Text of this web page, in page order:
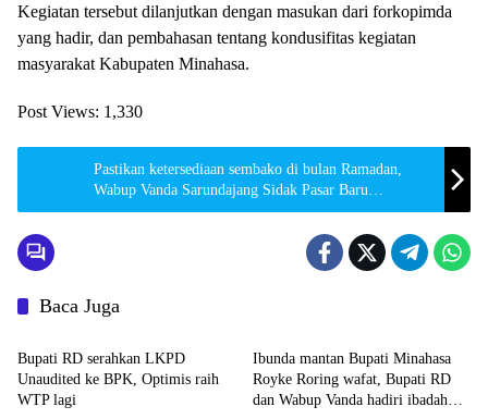
Kegiatan tersebut dilanjutkan dengan masukan dari forkopimda
yang hadir, dan pembahasan tentang kondusifitas kegiatan
masyarakat Kabupaten Minahasa.
Post Views: 1,330
Pastikan ketersediaan sembako di bulan Ramadan,
Wabup Vanda Sarundajang Sidak Pasar Baru
Langowan
Baca Juga
Minahasa
Bupati RD serahkan LKPD
Unaudited ke BPK, Optimis raih
WTP lagi
Ibunda mantan Bupati Minahasa
Royke Roring wafat, Bupati RD
dan Wabup Vanda hadiri ibadah
Minahasa Minahasa